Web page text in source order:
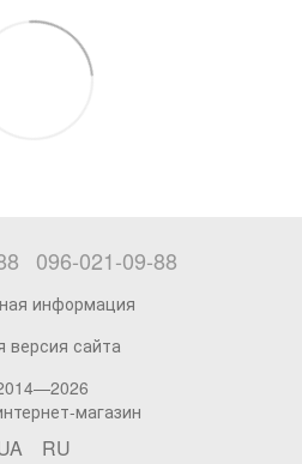
096-021-09-88
информация
версия сайта
магазин
RU